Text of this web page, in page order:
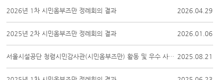
2026년 1차 시민옴부즈만 정례회의 결과 2026.04.29
2025년 2차 시민옴부즈만 정례회의 결과 2026.01.06
서울시설공단 청렴시민감사관(시민옴부즈만) 활동 및 우수 사례 공유 2025.08.21